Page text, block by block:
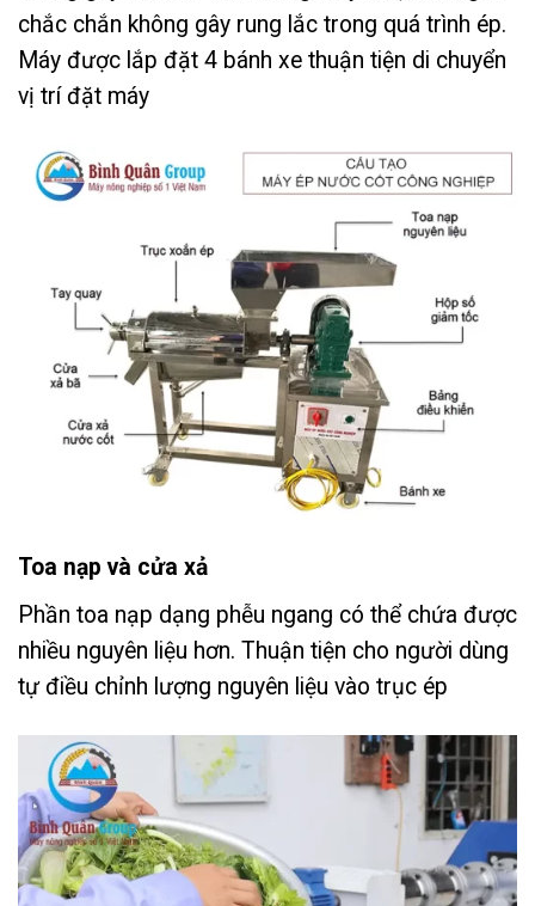
chắc chắn không gây rung lắc trong quá trình ép.
Máy được lắp đặt 4 bánh xe thuận tiện di chuyển
vị trí đặt máy
Toa nạp và cửa xả
Phần toa nạp dạng phễu ngang có thể chứa được
nhiều nguyên liệu hơn. Thuận tiện cho người dùng
tự điều chỉnh lượng nguyên liệu vào trục ép